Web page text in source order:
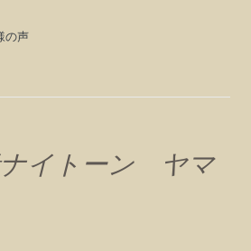
の声
ナイトーン ヤマ